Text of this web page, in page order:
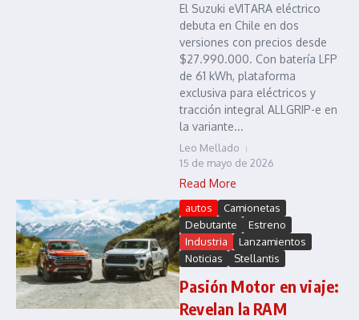
El Suzuki eVITARA eléctrico
debuta en Chile en dos
versiones con precios desde
$27.990.000. Con batería LFP
de 61 kWh, plataforma
exclusiva para eléctricos y
tracción integral ALLGRIP-e en
la variante...
Leo Mellado
15 de mayo de 2026
Read More
autos
Camionetas
Debutante
Estreno
Industria
Lanzamientos
Noticias
Stellantis
Pasión Motor en viaje:
Revelan la RAM